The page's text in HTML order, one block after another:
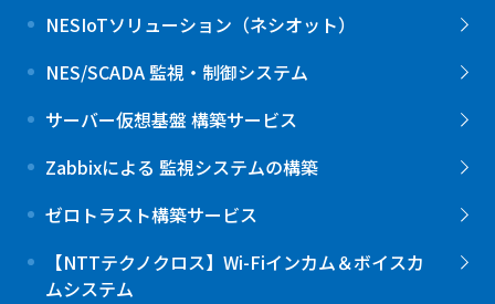
NESIoTソリューション（ネシオット）
NES/SCADA 監視・制御システム
サーバー仮想基盤 構築サービス
Zabbixによる 監視システムの構築
ゼロトラスト構築サービス
【NTTテクノクロス】Wi-Fiインカム＆ボイスカ
ムシステム